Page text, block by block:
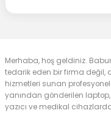
Merhaba, hoş geldiniz.
tedarik eden bir firma değil,
hizmetleri sunan
yanından gönderilen
yazıcı ve medikal